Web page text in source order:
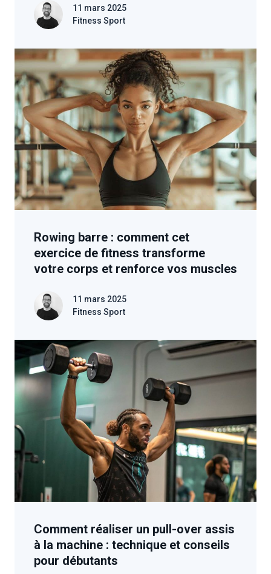
11 mars 2025
Fitness Sport
Rowing barre : comment cet
exercice de fitness transforme
votre corps et renforce vos muscles
11 mars 2025
Fitness Sport
Comment réaliser un pull-over assis
à la machine : technique et conseils
pour débutants